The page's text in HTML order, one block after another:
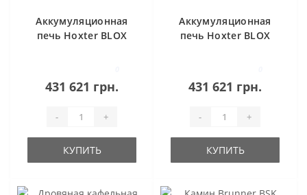
Аккумуляционная
печь Hoxter BLOX
431 621 грн.
- +
КУПИТЬ
Аккумуляционная
печь Hoxter BLOX
431 621 грн.
- +
КУПИТЬ